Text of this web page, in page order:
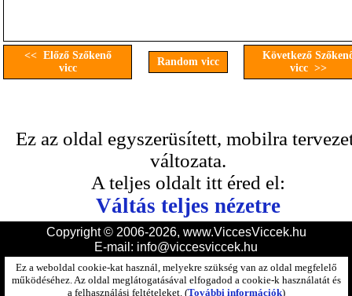
<< Előző Szőkenő
vicc
Random vicc
Következő
vicc >>
Ez az oldal egyszerüsített, mobilra
változata.
A teljes oldalt itt éred el:
Váltás teljes nézetre
Copyright © 2006-2026, www.ViccesViccek.hu
E-mail: info@viccesviccek.hu
Ez a weboldal cookie-kat használ, melyekre szükség van az oldal megfelelő
működéséhez. Az oldal meglátogatásával elfogadod a cookie-k használatát és
a felhasználási feltételeket. (További információk)